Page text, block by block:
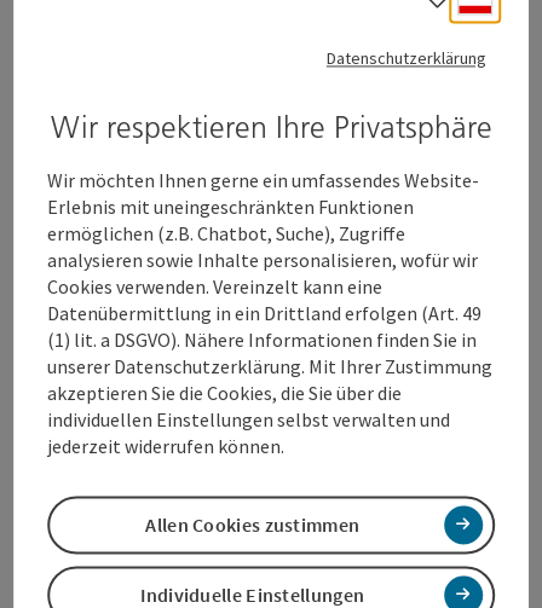
Personaltraining
Kontakt
Öffnungszeiten
Eignung
Datenschutzerklärung
Wir respektieren Ihre Privatsphäre
Wir möchten Ihnen gerne ein umfassendes Website-
Erlebnis mit uneingeschränkten Funktionen
ermöglichen (z.B. Chatbot, Suche), Zugriffe
analysieren sowie Inhalte personalisieren, wofür wir
Cookies verwenden. Vereinzelt kann eine
Datenübermittlung in ein Drittland erfolgen (Art. 49
(1) lit. a DSGVO). Nähere Informationen finden Sie in
unserer Datenschutzerklärung. Mit Ihrer Zustimmung
akzeptieren Sie die Cookies, die Sie über die
individuellen Einstellungen selbst verwalten und
jederzeit widerrufen können.
Individuelle Einstellungen
Allen Cookies zustimmen